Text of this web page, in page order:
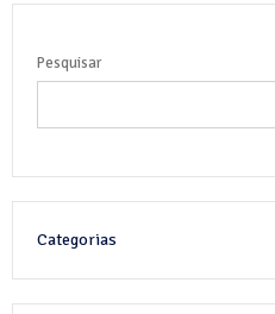
Pesquisar
Categorias